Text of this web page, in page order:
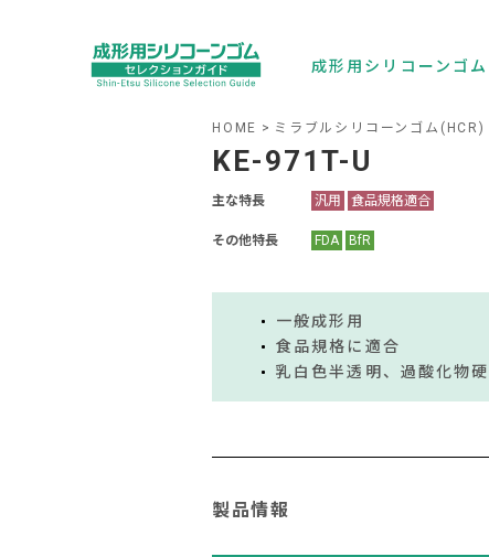
成形用シリコーンゴ
HOME ミラブルシリコーンゴム(HCR)
KE-971T-U
主な特長 汎用 食品規格適合
その他特長 FDA BfR
一般成形用
食品規格に適合
乳白色半透明、過酸化物
製品情報